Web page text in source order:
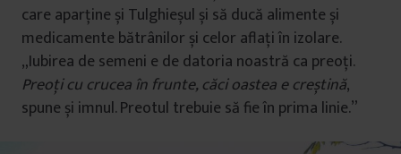
care aparține și Tulghieșul și să ducă alimente și
medicamente bătrânilor și celor aflați în izolare.
„Iubirea de semeni e de datoria noastră ca preoți.
Preoți cu crucea în frunte, căci oastea e creștină,
spune și imnul. Preotul trebuie să fie în prima linie.”